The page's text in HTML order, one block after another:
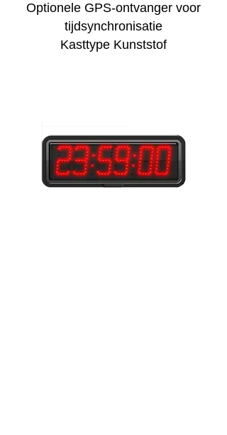
Optionele GPS-ontvanger voor
tijdsynchronisatie
Kasttype Kunststof